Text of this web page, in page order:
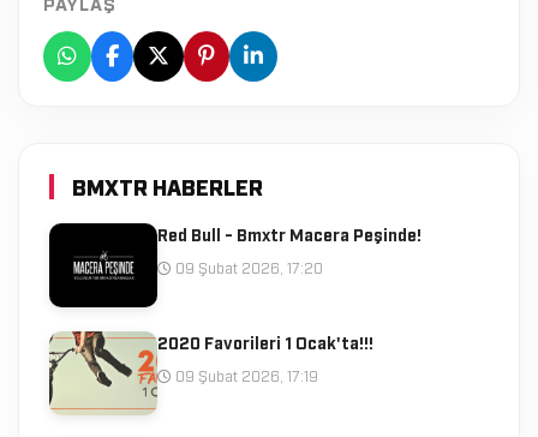
BMXTR HABERLER
Red Bull - Bmxtr Macera Peşinde!
09 Şubat 2026, 17:20
2020 Favorileri 1 Ocak'ta!!!
09 Şubat 2026, 17:19